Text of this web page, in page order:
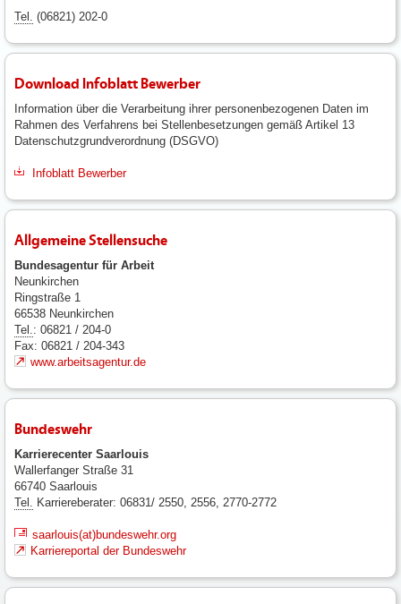
Tel. (06821) 202-0
Download Infoblatt Bewerber
Information über die Verarbeitung ihrer personenbezogenen Daten im
Rahmen des Verfahrens bei Stellenbesetzungen gemäß Artikel 13
Datenschutzgrundverordnung (DSGVO)
Infoblatt Bewerber
Allgemeine Stellensuche
Bundesagentur für Arbeit
Neunkirchen
Ringstraße 1
66538 Neunkirchen
Tel. : 06821 / 204-0
Fax: 06821 / 204-343
www.arbeitsagentur.de
Bundeswehr
Karrierecenter Saarlouis
Wallerfanger Straße 31
66740 Saarlouis
Tel.
Karriereberater: 06831/ 2550, 2556, 2770-2772
saarlouis(at)bundeswehr.org
Karriereportal der Bundeswehr